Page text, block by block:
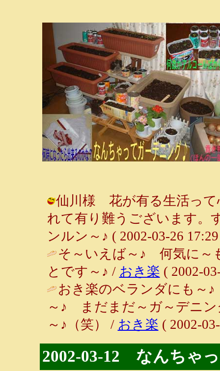
仙川様 花が有る生活って
れて有り難うございます。
ンルン～♪ ( 2002-03-26
そ～いえば～♪ 何気に～
とです～♪ / おき楽 ( 2002-
おき楽のベランダにも～
～♪ まだまだ～ガ～デニ
～♪（笑） / おき楽 ( 2002-
2002-03-12 なんちゃ